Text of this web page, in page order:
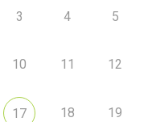
3 4 5
10 11 12
17 18 19